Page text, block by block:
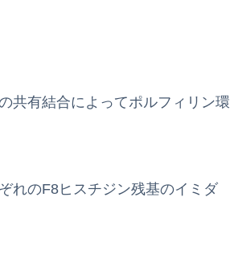
共有結合によってポルフィリン環
れのF8ヒスチジン残基のイミダ